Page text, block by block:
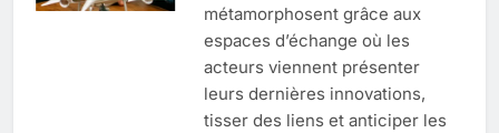
métamorphosent grâce aux
espaces d’échange où les
acteurs viennent présenter
leurs dernières innovations,
tisser des liens et anticiper les